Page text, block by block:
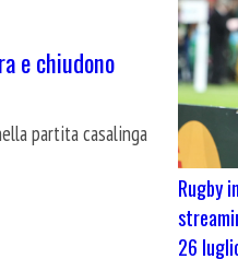
e chiudono
partita casalinga
Rugby
26